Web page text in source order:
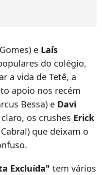
e Laís
do colégio,
a vida de Tetê, a
apoio nos recém
Bessa) e Davi
os crushes Erick
que deixam o
Excluída" tem vários